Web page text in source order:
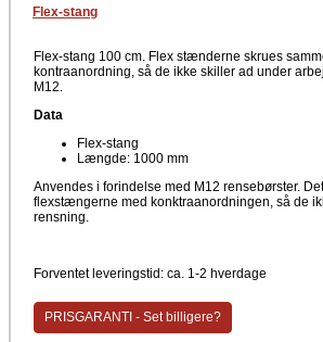
Flex-stang
Flex-stang 100 cm. Flex stænderne skrues
kontraanordning, så de ikke skiller ad under
M12.
Data
Flex-stang
Længde: 1000 mm
Anvendes i forindelse med M12 rensebørster.
flexstængerne med konktraanordningen, så de
rensning.
Forventet leveringstid: ca. 1-2 hverdage
PRISGARANTI - Set billigere?